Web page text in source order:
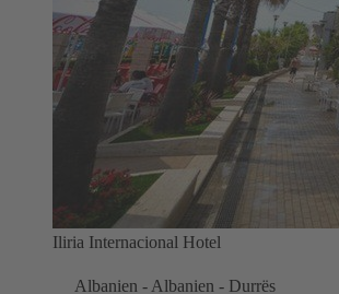
Iliria Internacional Hotel
Albanien - Albanien - Durrës